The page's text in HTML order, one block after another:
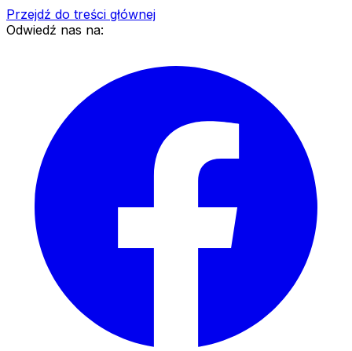
Przejdź do treści głównej
Odwiedź nas na: